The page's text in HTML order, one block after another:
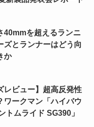
40mmを超えるランニ
ズとランナーはどう向
か
レビュー】超高反発性
ワークマン「ハイバウ
トムライド SG390」